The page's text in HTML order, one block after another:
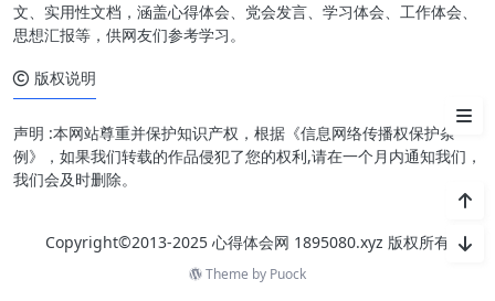
第四部分：个人与组织的双赢之
文、实用性文档，涵盖心得体会、党会发言、学习体会、工作体会、
思想汇报等，供网友们参考学习。
版权说明
声明 :本网站尊重并保护知识产权，根据《信息网络传播权保护条
例》，如果我们转载的作品侵犯了您的权利,请在一个月内通知我们，
我们会及时删除。
Copyright©2013-2025 心得体会网 1895080.xyz 版权所有
Theme by Puock